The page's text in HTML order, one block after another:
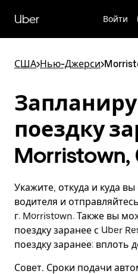
перейти
к
Uber Войти
США>Нью-Джерси>
поездку
Укажите, откуда и куда
водителя и
г. Morristown. Также вы
поездку заранее с Uber
поездку заранее: вплоть
Совет. Сроки подачи